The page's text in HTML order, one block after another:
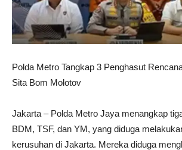
Polda Metro Tangkap 3 Penghasut
Sita Bom Molotov
Jakarta – Polda Metro Jaya menangkap
BDM, TSF, dan YM, yang diduga
kerusuhan di Jakarta. Mereka diduga